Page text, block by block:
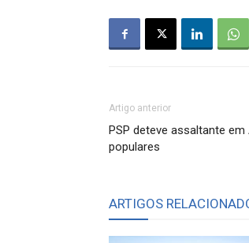
Artigo anterior
PSP deteve assaltante
populares
ARTIGOS